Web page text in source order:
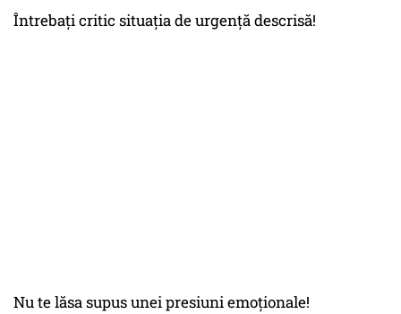
Întrebați critic situația de urgență descrisă!
Nu te lăsa supus unei presiuni emoționale!